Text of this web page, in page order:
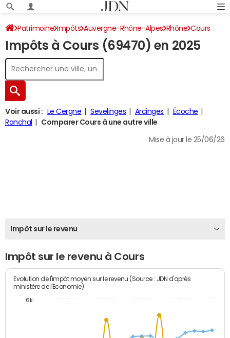
Patrimoine Impôts Auvergne-Rhône-Alpes Rhône Cours
Impôt sur le revenu
Impôts à Cours (69470) en 2025
Voir aussi : Le Cergne Sevelinges Arcinges
Écoche
Ranchal
Comparer Cours à une autre ville
Mise à jour le 25/06/26
Impôt sur le revenu
Impôt sur le revenu à Cours
Evolution de l'impôt moyen sur le revenu (Source : JDN d'après
ministère de l'Economie)
6k